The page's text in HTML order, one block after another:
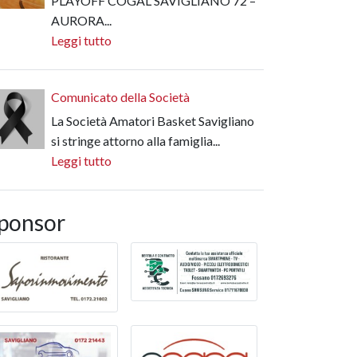
AURORA...
Leggi tutto
Comunicato della Società
La Società Amatori Basket Savigliano
si stringe attorno alla famiglia...
Leggi tutto